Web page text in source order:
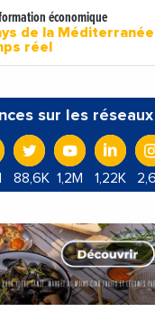
économique
de la Méditerranée
réel
sur les
88,6K 1,2M 1,22K